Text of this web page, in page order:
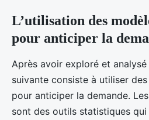
L’utilisation des
pour anticiper la
Après avoir exploré et analysé
suivante consiste à utiliser
pour anticiper la demande.
sont des outils statistiques